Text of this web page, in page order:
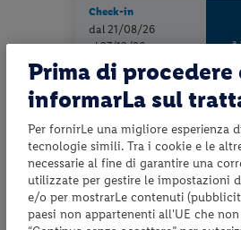
Check-in
dal 21/08/26
al 27/12/26
a
Prima di
informarLa sul
Per fornirLe una migliore esperienza
tecnologie simili. Tra i cookie e le
necessarie al fine di garantire una
utilizzate per gestire le impostazioni
e/o per mostrarLe contenuti
paesi non appartenenti all'UE che